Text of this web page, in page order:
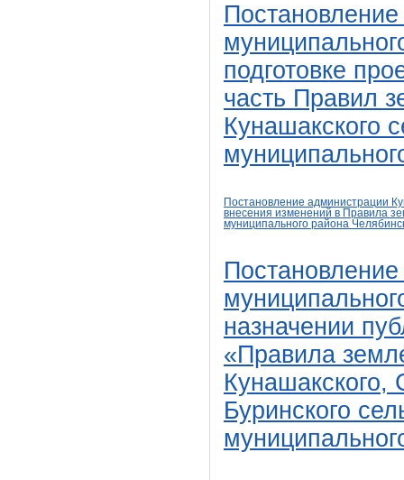
подготовке
часть Правил
Кунашакского
Постановление администрации
внесения изменений в Правила
муниципального района
назначении
«Правила
Кунашакского,
Буринского